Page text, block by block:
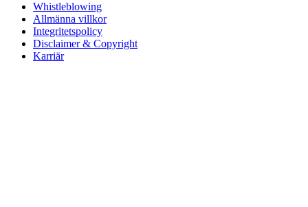
Whistleblowing
Allmänna villkor
Integritetspolicy
Disclaimer & Copyright
Karriär